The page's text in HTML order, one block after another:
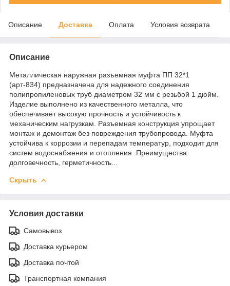
Описание Доставка Оплата Условия возврата
Описание
Металлическая наружная разъемная муфта ПП 32*1
(арт-834) предназначена для надежного соединения
полипропиленовых труб диаметром 32 мм с резьбой 1 дюйм.
Изделие выполнено из качественного металла, что
обеспечивает высокую прочность и устойчивость к
механическим нагрузкам. Разъемная конструкция упрощает
монтаж и демонтаж без повреждения трубопровода. Муфта
устойчива к коррозии и перепадам температур, подходит для
систем водоснабжения и отопления. Преимущества:
долговечность, герметичность...
Скрыть
Условия доставки
Самовывоз
Доставка курьером
Доставка почтой
Транспортная компания